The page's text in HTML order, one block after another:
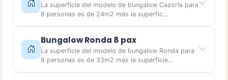
La superficie del modelo de bungalow Cazorla para
8 personas es de 24m2 más la superfic…
Bungalow Ronda 8 pax
La superficie del modelo de bungalow Ronda para
8 personas es de 33m2 más la superficie…